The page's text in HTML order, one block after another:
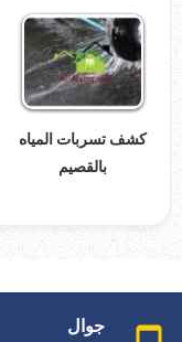
كشف تسربات المياه
بالقصيم
جوال